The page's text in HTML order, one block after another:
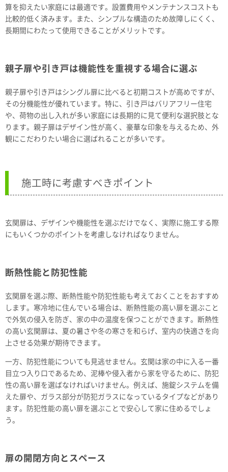
算を抑えたい家庭には最適です。設置費用やメンテナンスコストも
比較的低く済みます。また、シンプルな構造のため故障しにくく、
長期間にわたって使用できることがメリットです。
親子扉や引き戸は機能性を重視する場合に選ぶ
親子扉や引き戸はシングル扉に比べると初期コストが高めですが、
その分機能性が優れています。特に、引き戸はバリアフリー住宅
や、荷物の出し入れが多い家庭には長期的に見て便利な選択肢とな
ります。親子扉はデザイン性が高く、豪華な印象を与えるため、外
観にこだわりたい場合に選ばれることが多いです。
施工時に考慮すべきポイント
玄関扉は、デザインや機能性を選ぶだけでなく、実際に施工する際
にもいくつかのポイントを考慮しなければなりません。
断熱性能と防犯性能
玄関扉を選ぶ際、断熱性能や防犯性能も考えておくことをおすすめ
します。寒冷地に住んでいる場合は、断熱性能の高い扉を選ぶこと
で外気の侵入を防ぎ、家の中の温度を保つことができます。断熱性
の高い玄関扉は、夏の暑さや冬の寒さを和らげ、室内の快適さを向
上させる効果が期待できます。
一方、防犯性能についても見逃せません。玄関は家の中に入る一番
目立つ入り口であるため、泥棒や侵入者から家を守るために、防犯
性の高い扉を選ばなければいけません。例えば、施錠システムを備
えた扉や、ガラス部分が防犯ガラスになっているタイプなどがあり
ます。防犯性能の高い扉を選ぶことで安心して家に住めるでしょ
う。
扉の開閉方向とスペース